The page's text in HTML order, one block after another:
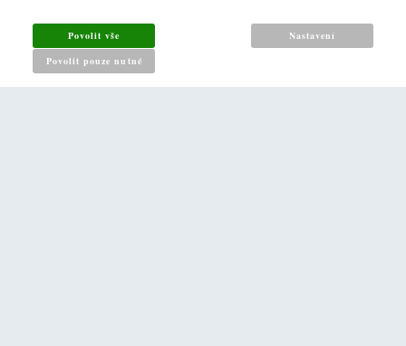
Jak nakupovat
Reklamační řád
Zásady pro nakládání s osobními údaji
Povolit vše
Povolit pouze nutné
Nastavení